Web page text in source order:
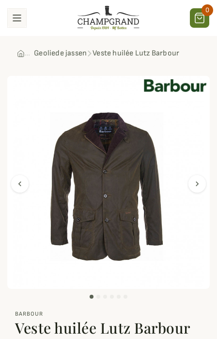
0
Geoliede jassen Veste huilée Lutz Barbour
chevron_left chevron_right
BARBOUR
Veste huilée Lutz Barbour